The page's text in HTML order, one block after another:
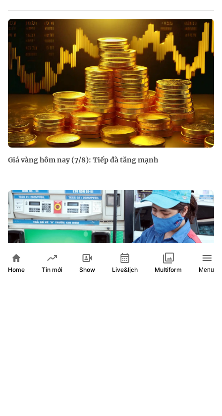
Giá vàng hôm nay (7/8): Tiếp đà tăng mạnh
Home Tin mới Show Live&lịch Multiform Menu